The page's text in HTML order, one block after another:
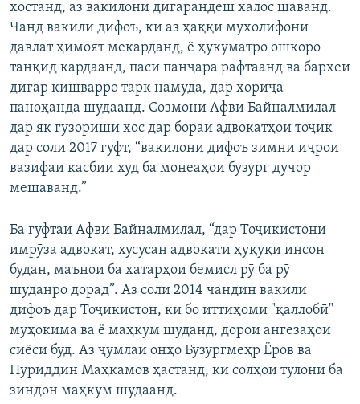
хостанд, аз вакилони дигарандеш халос шаванд.
Чанд вакили дифоъ, ки аз ҳаққи мухолифони
давлат ҳимоят мекарданд, ё ҳукуматро ошкоро
танқид кардаанд, паси панҷара рафтаанд ва бархеи
дигар кишварро тарк намуда, дар хориҷа
паноҳанда шудаанд. Созмони Афви Байналмилал
дар як гузориши хос дар бораи адвокатҳои тоҷик
дар соли 2017 гуфт, “вакилони дифоъ зимни иҷрои
вазифаи касбии худ ба монеаҳои бузург дучор
мешаванд.”
Ба гуфтаи Афви Байналмилал, “дар Тоҷикистони
имрӯза адвокат, хусусан адвокати ҳуқуқи инсон
будан, маънои ба хатарҳои бемисл рӯ ба рӯ
шуданро дорад”. Аз соли 2014 чандин вакили
дифоъ дар Тоҷикистон, ки бо иттиҳоми "қаллобӣ"
муҳокима ва ё маҳкум шуданд, дорои ангезаҳои
сиёсӣ буд. Аз ҷумлаи онҳо Бузургмеҳр Ёров ва
Нуриддин Маҳкамов ҳастанд, ки солҳои тӯлонӣ ба
зиндон маҳкум шудаанд.